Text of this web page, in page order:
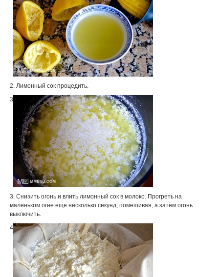
2. Лимонный сок процедить.
3
3. Снизить огонь и влить лимонный сок в молоко. Прогреть на
маленьком огне еще несколько секунд, помешивая, а затем огонь
выключить.
4